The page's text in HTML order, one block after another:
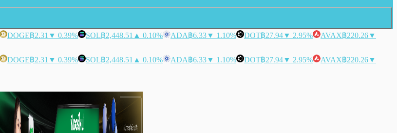
DOGE฿2.31 ▼ 0.39% SOL฿2,448.51 ▲ 0.10% ADA฿6.33▼ 1.10% DOT฿27.94▼ 2.95% AVAX฿220.26▼
DOGE฿2.31 ▼ 0.39% SOL฿2,448.51 ▲ 0.10% ADA฿6.33▼ 1.10% DOT฿27.94▼ 2.95% AVAX฿220.26▼